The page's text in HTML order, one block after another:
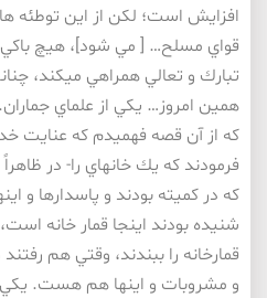
افزايش است؛ لكن از اين توطئه
قواي مسلح… [ مي شود]، هيچ باكي
تبارك و تعالي همراهي ميكند،
همين امروز… يكي از علماي
كه از آن قصه فهميدم كه عنايت
فرمودند كه يك خانهاي را- در ظاهراً
كه در كميته بودند و پاسدارها و
شنيده بودند اينجا قمار خانه
قمارخانه را ببندند، وقتي هم
و مشروبات و اينها هم هست. يكي